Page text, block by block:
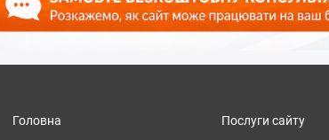
Головна Послуги сайту